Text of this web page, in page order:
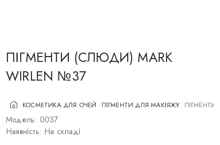
ПІГМЕНТИ (СЛЮДИ) MARK
WIRLEN №37
КОСМЕТИКА ДЛЯ ОЧЕЙ ПІГМЕНТИ ДЛЯ МАКІЯЖУ ПІГМЕНТИ
Модель: 0037
Наявність: На складі